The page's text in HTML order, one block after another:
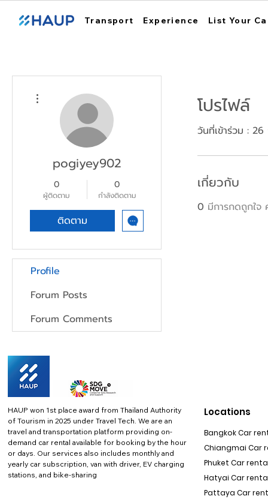
Transport Experience List Your
โปรไฟล์
วันที่เข้าร่วม :
เกี่ยวกับ
0 มีการกดถูกใจ
pogiyey902
0
ผู้ติดตาม
0
กำลังติดตาม
ติดตาม
Profile
Forum Posts
Forum Comments
HAUP won 1st place award from Thailand Authority
of Tourism in 2025 under Travel Tech. We are an
travel and transportation platform providing on-
demand car rental available for booking by the hour
or days. Our services also includes monthly and
yearly car subscription, van with driver, EV charging
stations, and bike-sharing
Locations
Bangkok Car
Chiangmai Car
Phuket Car rental
Hatyai Car
Pattaya Car